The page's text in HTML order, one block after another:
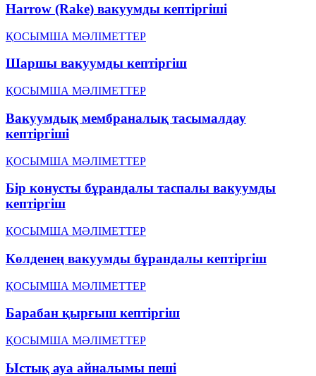
Harrow (Rake) вакуумды кептіргіші
ҚОСЫМША МӘЛІМЕТТЕР
Шаршы вакуумды кептіргіш
ҚОСЫМША МӘЛІМЕТТЕР
Вакуумдық мембраналық тасымалдау
кептіргіші
ҚОСЫМША МӘЛІМЕТТЕР
Бір конусты бұрандалы таспалы вакуумды
кептіргіш
ҚОСЫМША МӘЛІМЕТТЕР
Көлденең вакуумды бұрандалы кептіргіш
ҚОСЫМША МӘЛІМЕТТЕР
Барабан қырғыш кептіргіш
ҚОСЫМША МӘЛІМЕТТЕР
Ыстық ауа айналымы пеші